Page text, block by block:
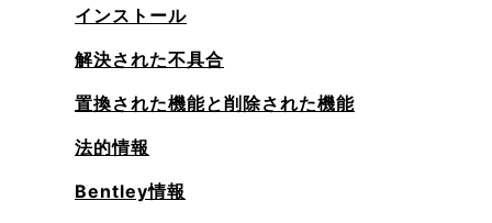
インストール
解決された不具合
置換された機能と削除された機能
法的情報
Bentley情報